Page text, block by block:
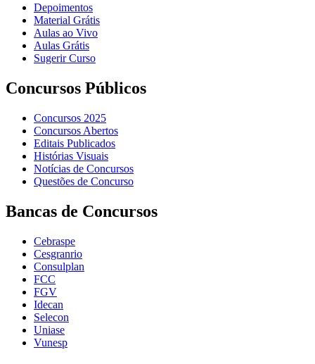
Depoimentos
Material Grátis
Aulas ao Vivo
Aulas Grátis
Sugerir Curso
Concursos Públicos
Concursos 2025
Concursos Abertos
Editais Publicados
Histórias Visuais
Notícias de Concursos
Questões de Concurso
Bancas de Concursos
Cebraspe
Cesgranrio
Consulplan
FCC
FGV
Idecan
Selecon
Uniase
Vunesp